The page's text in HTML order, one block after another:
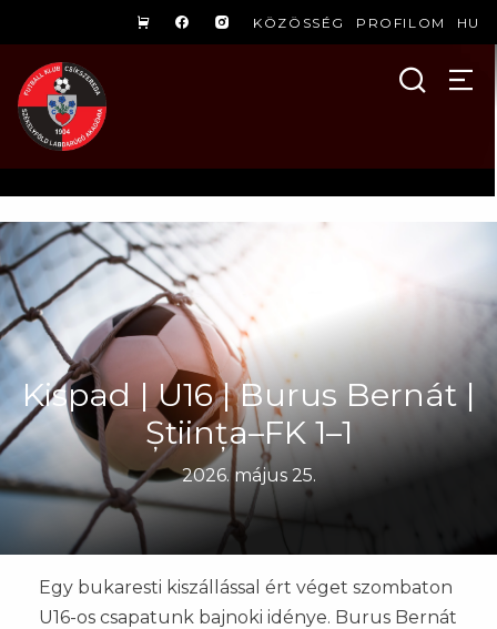
KÖZÖSSÉG PROFILOM HU
Kispad | U16 | Burus Bernát |
Știința–FK 1–1
2026. május 25.
Egy bukaresti kiszállással ért véget szombaton
U16-os csapatunk bajnoki idénye. Burus Bernát